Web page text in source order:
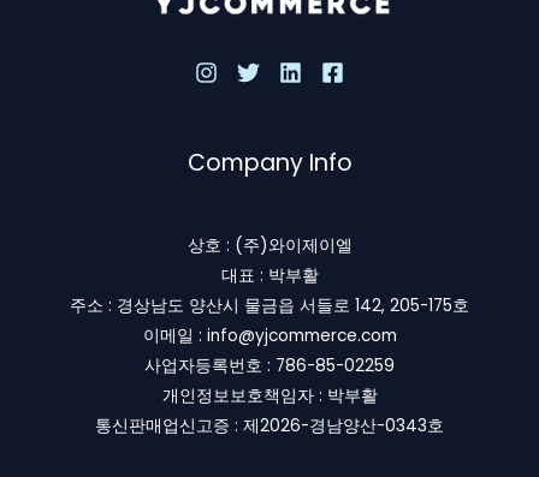
Company Info
상호 : (주)와이제이엘
대표 : 박부활
주소 : 경상남도 양산시 물금읍 서들로 142, 205-175호
이메일 : info@yjcommerce.com
사업자등록번호 : 786-85-02259
개인정보보호책임자 : 박부활
통신판매업신고증 : 제2026-경남양산-0343호